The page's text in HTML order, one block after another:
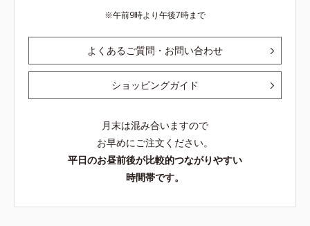
午前9時より午後7時まで
よくあるご質問・お問い合わせ
ショッピングガイド
月末は混み合いますので
お早めにご注文ください。
平日のお昼前後が比較的つながりやすい
時間帯です。